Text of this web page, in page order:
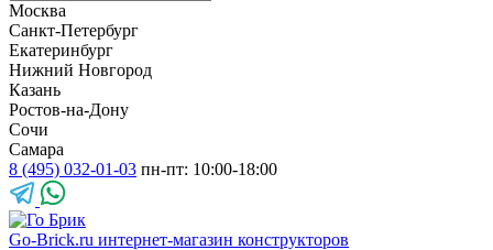
Москва
Санкт-Петербург
Екатеринбург
Нижний Новгород
Казань
Ростов-на-Дону
Сочи
Самара
8 (495) 032-01-03 пн-пт: 10:00-18:00
Go-Brick.ru интернет-магазин конструкторов